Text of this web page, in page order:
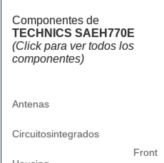
Componentes de
TECHNICS SAEH770E
(Click para ver todos los
componentes)
Antenas
Circuitosintegrados
Front